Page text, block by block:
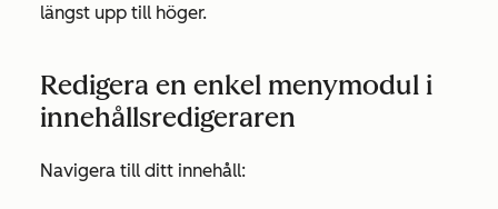
längst upp till höger.
Redigera en enkel menymodul i
innehållsredigeraren
Navigera till ditt innehåll: